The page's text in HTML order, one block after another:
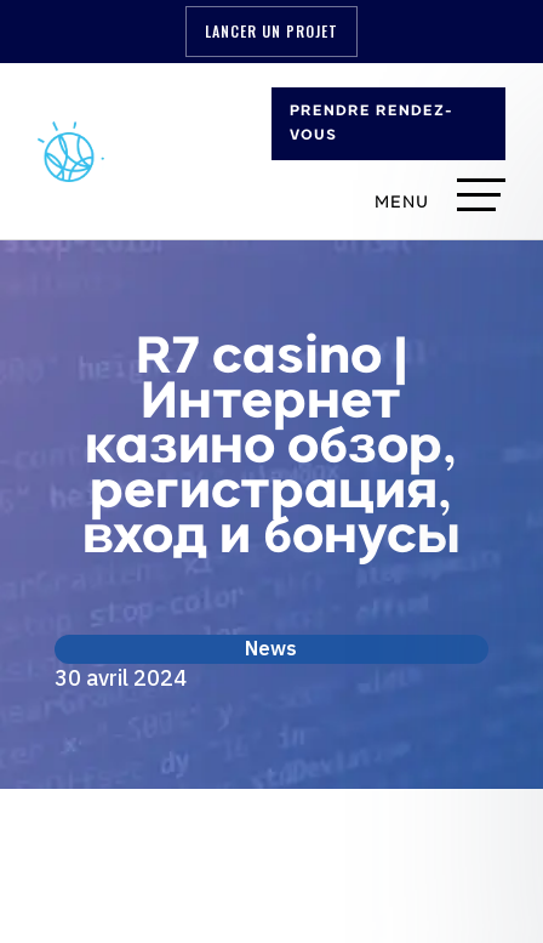
LANCER UN PROJET
PRENDRE RENDEZ-
VOUS
R7 casino |
Интернет
казино обзор,
регистрация,
вход и бонусы
News
30 avril 2024